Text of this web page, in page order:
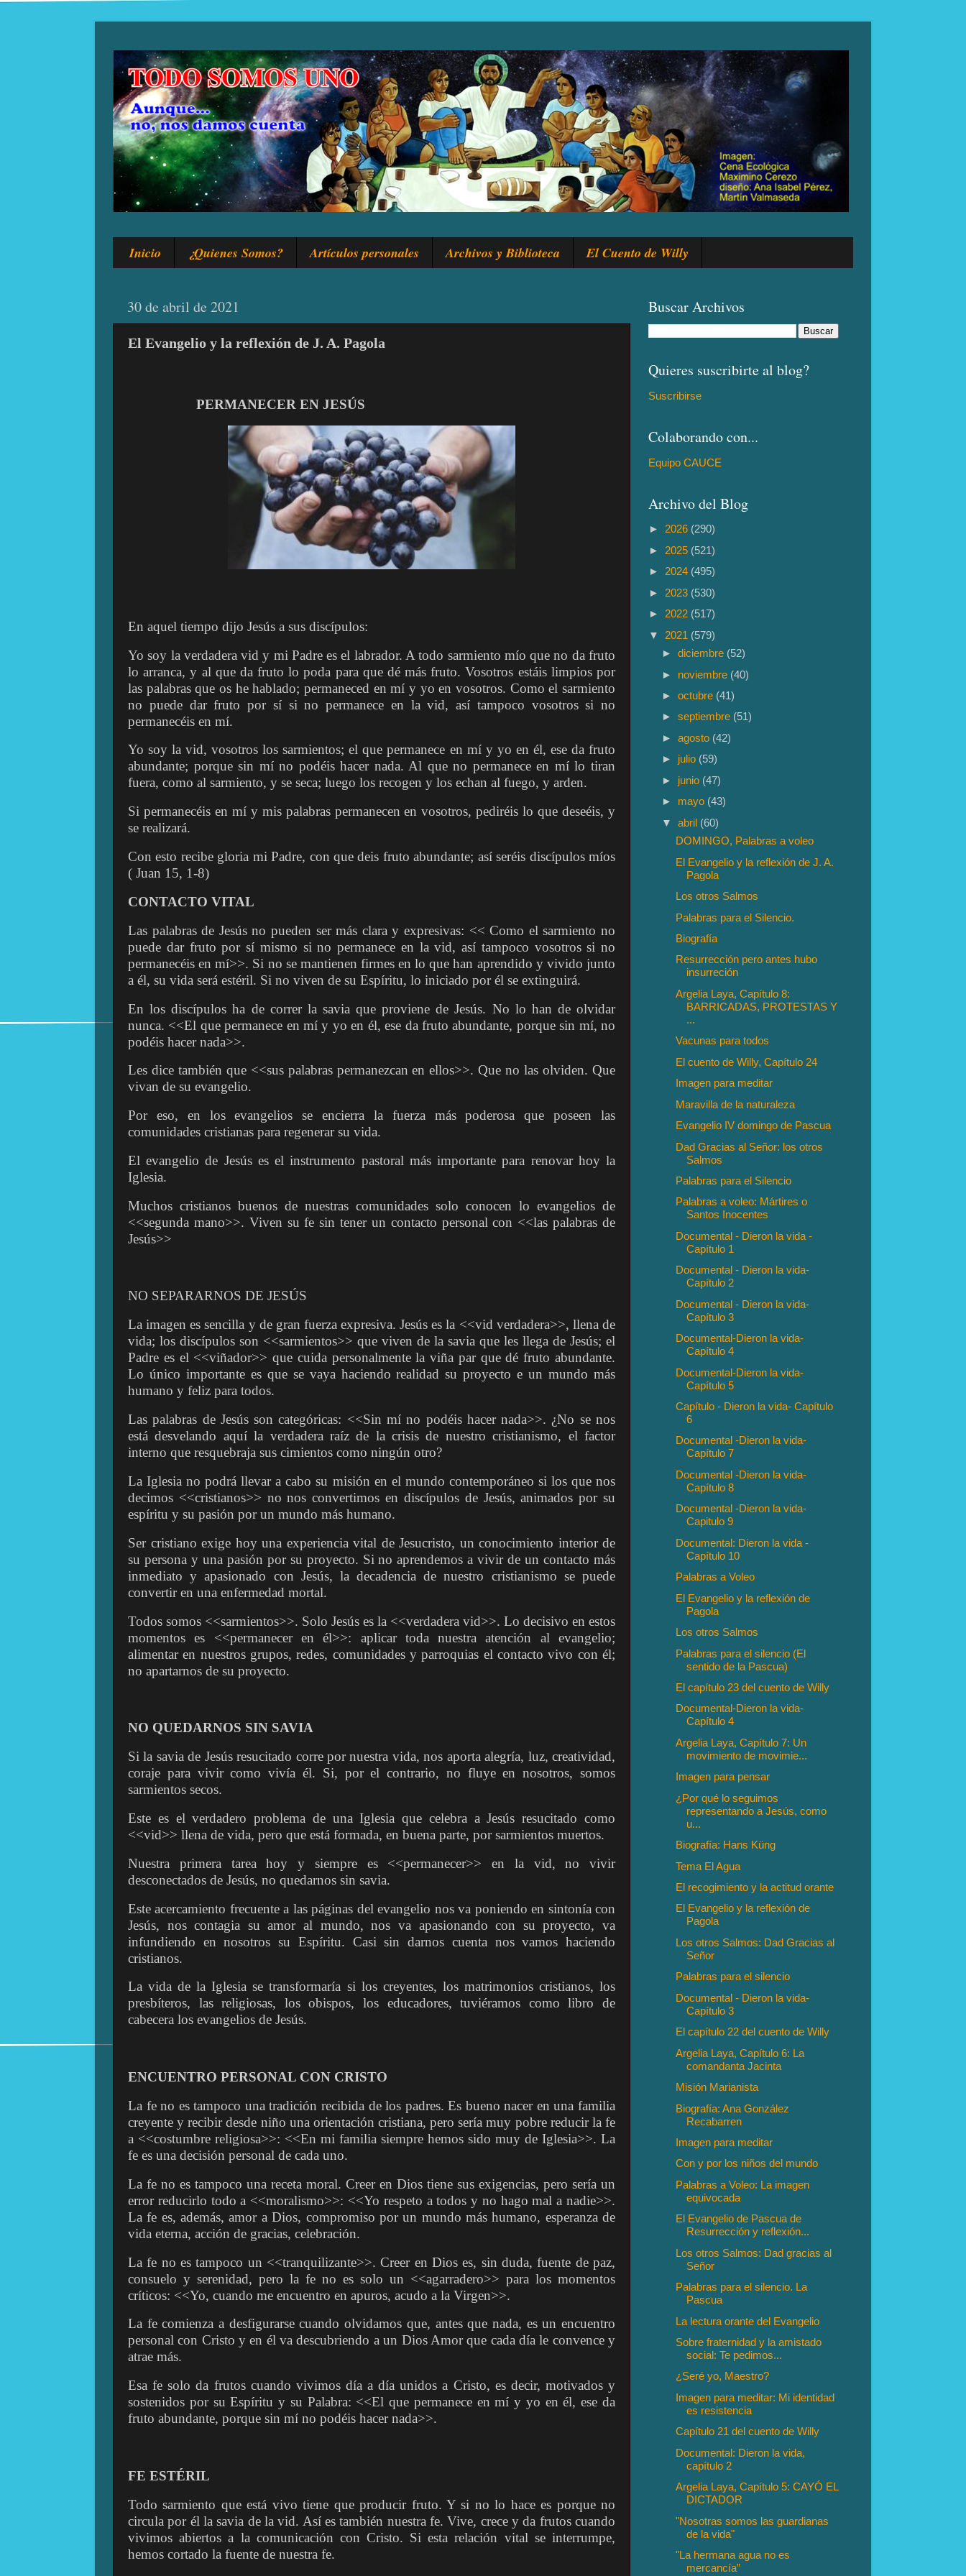
Inicio ¿Quienes Somos? Artículos personales Archivos y Biblioteca El Cuento de Willy
30 de abril de 2021
El Evangelio y la reflexión de J. A. Pagola
PERMANECER EN JESÚS
En aquel tiempo dijo Jesús a sus discípulos:
Yo soy la verdadera vid y mi Padre es el labrador. A todo sarmiento mío que no da fruto
lo arranca, y al que da fruto lo poda para que dé más fruto. Vosotros estáis limpios por
las palabras que os he hablado; permaneced en mí y yo en vosotros. Como el sarmiento
no puede dar fruto por sí si no permanece en la vid, así tampoco vosotros si no
permanecéis en mí.
Yo soy la vid, vosotros los sarmientos; el que permanece en mí y yo en él, ese da fruto
abundante; porque sin mí no podéis hacer nada. Al que no permanece en mí lo tiran
fuera, como al sarmiento, y se seca; luego los recogen y los echan al fuego, y arden.
Si permanecéis en mí y mis palabras permanecen en vosotros, pediréis lo que deseéis, y
se realizará.
Con esto recibe gloria mi Padre, con que deis fruto abundante; así seréis discípulos míos
( Juan 15, 1-8)
CONTACTO VITAL
Las palabras de Jesús no pueden ser más clara y expresivas: << Como el sarmiento no
puede dar fruto por sí mismo si no permanece en la vid, así tampoco vosotros si no
permanecéis en mí>>. Si no se mantienen firmes en lo que han aprendido y vivido junto
a él, su vida será estéril. Si no viven de su Espíritu, lo iniciado por él se extinguirá.
En los discípulos ha de correr la savia que proviene de Jesús. No lo han de olvidar
nunca. <<El que permanece en mí y yo en él, ese da fruto abundante, porque sin mí, no
podéis hacer nada>>.
Les dice también que <<sus palabras permanezcan en ellos>>. Que no las olviden. Que
vivan de su evangelio.
Por eso, en los evangelios se encierra la fuerza más poderosa que poseen las
comunidades cristianas para regenerar su vida.
El evangelio de Jesús es el instrumento pastoral más importante para renovar hoy la
Iglesia.
Muchos cristianos buenos de nuestras comunidades solo conocen lo evangelios de
<<segunda mano>>. Viven su fe sin tener un contacto personal con <<las palabras de
Jesús>>
NO SEPARARNOS DE JESÚS
La imagen es sencilla y de gran fuerza expresiva. Jesús es la <<vid verdadera>>, llena de
vida; los discípulos son <<sarmientos>> que viven de la savia que les llega de Jesús; el
Padre es el <<viñador>> que cuida personalmente la viña par que dé fruto abundante.
Lo único importante es que se vaya haciendo realidad su proyecto e un mundo más
humano y feliz para todos.
Las palabras de Jesús son categóricas: <<Sin mí no podéis hacer nada>>. ¿No se nos
está desvelando aquí la verdadera raíz de la crisis de nuestro cristianismo, el factor
interno que resquebraja sus cimientos como ningún otro?
La Iglesia no podrá llevar a cabo su misión en el mundo contemporáneo si los que nos
decimos <<cristianos>> no nos convertimos en discípulos de Jesús, animados por su
espíritu y su pasión por un mundo más humano.
Ser cristiano exige hoy una experiencia vital de Jesucristo, un conocimiento interior de
su persona y una pasión por su proyecto. Si no aprendemos a vivir de un contacto más
inmediato y apasionado con Jesús, la decadencia de nuestro cristianismo se puede
convertir en una enfermedad mortal.
Todos somos <<sarmientos>>. Solo Jesús es la <<verdadera vid>>. Lo decisivo en estos
momentos es <<permanecer en él>>: aplicar toda nuestra atención al evangelio;
alimentar en nuestros grupos, redes, comunidades y parroquias el contacto vivo con él;
no apartarnos de su proyecto.
NO QUEDARNOS SIN SAVIA
Si la savia de Jesús resucitado corre por nuestra vida, nos aporta alegría, luz, creatividad,
coraje para vivir como vivía él. Si, por el contrario, no fluye en nosotros, somos
sarmientos secos.
Este es el verdadero problema de una Iglesia que celebra a Jesús resucitado como
<<vid>> llena de vida, pero que está formada, en buena parte, por sarmientos muertos.
Nuestra primera tarea hoy y siempre es <<permanecer>> en la vid, no vivir
desconectados de Jesús, no quedarnos sin savia.
Este acercamiento frecuente a las páginas del evangelio nos va poniendo en sintonía con
Jesús, nos contagia su amor al mundo, nos va apasionando con su proyecto, va
infundiendo en nosotros su Espíritu. Casi sin darnos cuenta nos vamos haciendo
cristianos.
La vida de la Iglesia se transformaría si los creyentes, los matrimonios cristianos, los
presbíteros, las religiosas, los obispos, los educadores, tuviéramos como libro de
cabecera los evangelios de Jesús.
ENCUENTRO PERSONAL CON CRISTO
La fe no es tampoco una tradición recibida de los padres. Es bueno nacer en una familia
creyente y recibir desde niño una orientación cristiana, pero sería muy pobre reducir la fe
a <<costumbre religiosa>>: <<En mi familia siempre hemos sido muy de Iglesia>>. La
fe es una decisión personal de cada uno.
La fe no es tampoco una receta moral. Creer en Dios tiene sus exigencias, pero sería un
error reducirlo todo a <<moralismo>>: <<Yo respeto a todos y no hago mal a nadie>>.
La fe es, además, amor a Dios, compromiso por un mundo más humano, esperanza de
vida eterna, acción de gracias, celebración.
La fe no es tampoco un <<tranquilizante>>. Creer en Dios es, sin duda, fuente de paz,
consuelo y serenidad, pero la fe no es solo un <<agarradero>> para los momentos
críticos: <<Yo, cuando me encuentro en apuros, acudo a la Virgen>>.
La fe comienza a desfigurarse cuando olvidamos que, antes que nada, es un encuentro
personal con Cristo y en él va descubriendo a un Dios Amor que cada día le convence y
atrae más.
Esa fe solo da frutos cuando vivimos día a día unidos a Cristo, es decir, motivados y
sostenidos por su Espíritu y su Palabra: <<El que permanece en mí y yo en él, ese da
fruto abundante, porque sin mí no podéis hacer nada>>.
FE ESTÉRIL
Todo sarmiento que está vivo tiene que producir fruto. Y si no lo hace es porque no
circula por él la savia de la vid. Así es también nuestra fe. Vive, crece y da frutos cuando
vivimos abiertos a la comunicación con Cristo. Si esta relación vital se interrumpe,
hemos cortado la fuente de nuestra fe.
Buscar Archivos
Quieres suscribirte al blog?
Suscribirse
Colaborando con...
Equipo CAUCE
Archivo del Blog
► 2026 (290)
► 2025 (521)
► 2024 (495)
► 2023 (530)
► 2022 (517)
▼ 2021 (579)
►diciembre (52)
► noviembre (40)
►octubre (41)
►septiembre (51)
►agosto (42)
► julio (59)
► junio (47)
► mayo (43)
▼abril (60)
DOMINGO, Palabras a voleo
El Evangelio y la reflexión de J. A.
Pagola
Los otros Salmos
Palabras para el Silencio.
Biografía
Resurrección pero antes hubo
insurreción
Argelia Laya, Capítulo 8:
BARRICADAS, PROTESTAS Y
...
Vacunas para todos
El cuento de Willy, Capítulo 24
Imagen para meditar
Maravilla de la naturaleza
Evangelio IV domingo de Pascua
Dad Gracias al Señor: los otros
Salmos
Palabras para el Silencio
Palabras a voleo: Mártires o
Santos Inocentes
Documental - Dieron la vida -
Capítulo 1
Documental - Dieron la vida-
Capítulo 2
Documental - Dieron la vida-
Capítulo 3
Documental-Dieron la vida-
Capítulo 4
Documental-Dieron la vida-
Capítulo 5
Capítulo - Dieron la vida- Capítulo
6
Documental -Dieron la vida-
Capítulo 7
Documental -Dieron la vida-
Capítulo 8
Documental -Dieron la vida-
Capitulo 9
Documental: Dieron la vida -
Capítulo 10
Palabras a Voleo
El Evangelio y la reflexión de
Pagola
Los otros Salmos
Palabras para el silencio (El
sentido de la Pascua)
El capítulo 23 del cuento de Willy
Documental-Dieron la vida-
Capítulo 4
Argelia Laya, Capítulo 7: Un
movimiento de movimie...
Imagen para pensar
¿Por qué lo seguimos
representando a Jesús, como
u...
Biografía: Hans Küng
Tema El Agua
El recogimiento y la actitud orante
El Evangelio y la reflexión de
Pagola
Los otros Salmos: Dad Gracias al
Señor
Palabras para el silencio
Documental - Dieron la vida-
Capítulo 3
El capítulo 22 del cuento de Willy
Argelia Laya, Capítulo 6: La
comandanta Jacinta
Misión Marianista
Biografía: Ana González
Recabarren
Imagen para meditar
Con y por los niños del mundo
Palabras a Voleo: La imagen
equivocada
El Evangelio de Pascua de
Resurrección y reflexión...
Los otros Salmos: Dad gracias al
Señor
Palabras para el silencio. La
Pascua
La lectura orante del Evangelio
Sobre fraternidad y la amistado
social: Te pedimos...
¿Seré yo, Maestro?
Imagen para meditar: Mi identidad
es resistencia
Capítulo 21 del cuento de Willy
Documental: Dieron la vida,
capítulo 2
Argelia Laya, Capítulo 5: CAYÓ EL
DICTADOR
"Nosotras somos las guardianas
de la vida"
"La hermana agua no es
mercancía”